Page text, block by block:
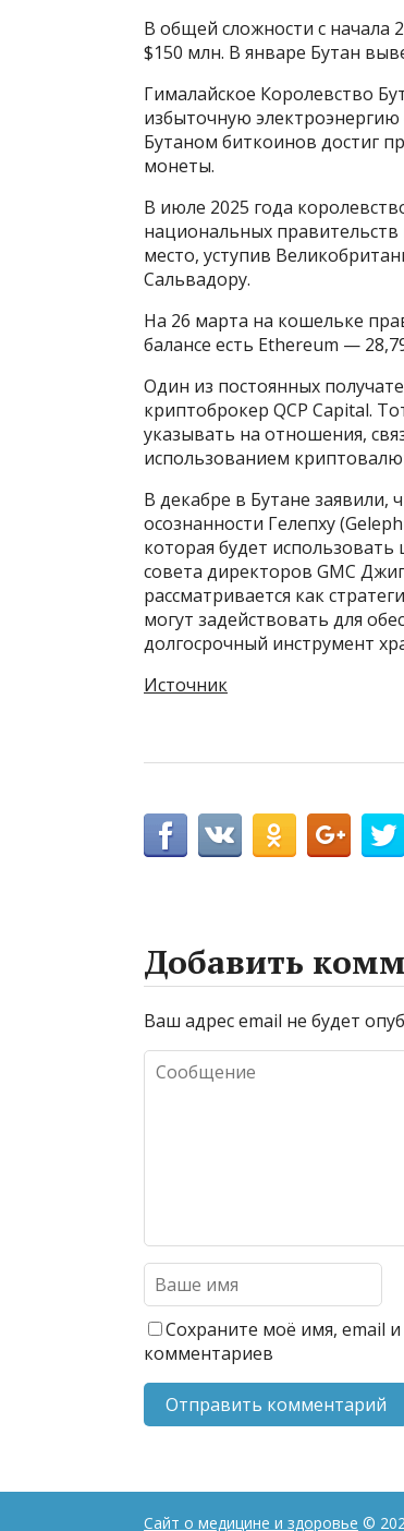
В общей сложности с начала
$150 млн. В январе Бутан
Гималайское Королевство
избыточную
Бутаном биткоинов достиг
монеты.
В июле 2025 года
национальных
место, уступив
Сальвадору.
На 26 марта на кошельке
балансе есть Ethereum —
Один из постоянных
криптоброкер QCP Capital.
указывать на отношения,
использованием
В декабре в Бутане заявили,
осознанности Гелепху
которая будет
совета директоров GMC
рассматривается как
могут задействовать для
долгосрочный инструмент
Источник
Добавить
Ваш адрес email не будет
Сохраните моё имя, email
комментариев
Сайт о медицине и здоровье ©